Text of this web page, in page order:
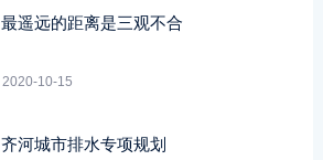
最遥远的距离是三观不合
2020-10-15
齐河城市排水专项规划